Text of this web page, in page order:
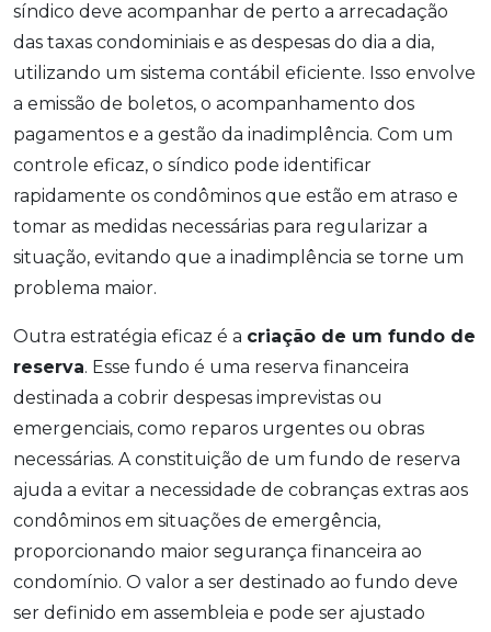
síndico deve acompanhar de perto a arrecadação
das taxas condominiais e as despesas do dia a dia,
utilizando um sistema contábil eficiente. Isso envolve
a emissão de boletos, o acompanhamento dos
pagamentos e a gestão da inadimplência. Com um
controle eficaz, o síndico pode identificar
rapidamente os condôminos que estão em atraso e
tomar as medidas necessárias para regularizar a
situação, evitando que a inadimplência se torne um
problema maior.
Outra estratégia eficaz é a criação de um fundo de
reserva. Esse fundo é uma reserva financeira
destinada a cobrir despesas imprevistas ou
emergenciais, como reparos urgentes ou obras
necessárias. A constituição de um fundo de reserva
ajuda a evitar a necessidade de cobranças extras aos
condôminos em situações de emergência,
proporcionando maior segurança financeira ao
condomínio. O valor a ser destinado ao fundo deve
ser definido em assembleia e pode ser ajustado